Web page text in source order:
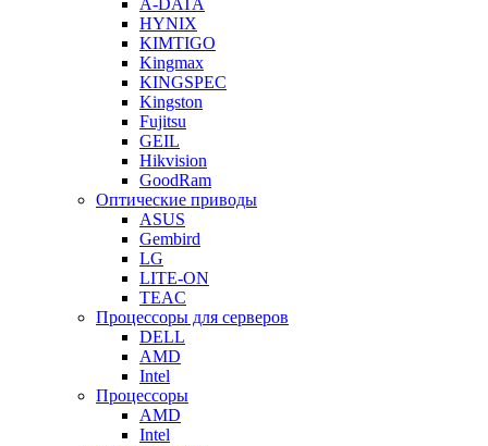
A-DATA
HYNIX
KIMTIGO
Kingmax
KINGSPEC
Kingston
Fujitsu
GEIL
Hikvision
GoodRam
Оптические приводы
ASUS
Gembird
LG
LITE-ON
TEAC
Процессоры для серверов
DELL
AMD
Intel
Процессоры
AMD
Intel